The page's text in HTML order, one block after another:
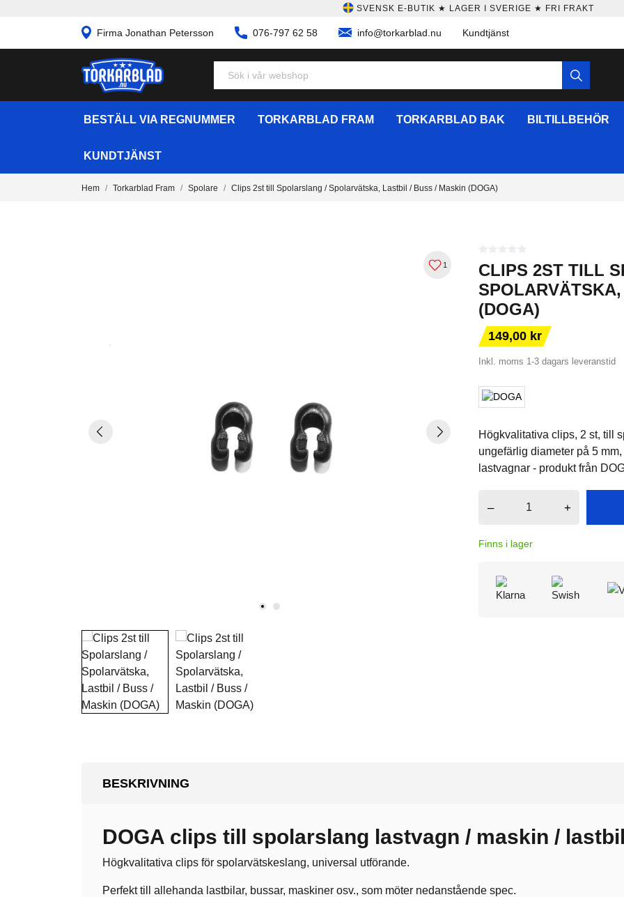
SVENSK E-BUTIK ★ LAGER I SVERIGE ★ FRI FRAKT
Firma Jonathan Petersson 076-797 62 58 info@torkarblad.nu Kundtjänst
BESTÄLL VIA REGNUMMER TORKARBLAD FRAM TORKARBLAD BAK BILTILLBEHÖR
KUNDTJÄNST
Hem Torkarblad Fram Spolare Clips 2st till Spolarslang / Spolarvätska, Lastbil / Buss / Maskin (DOGA)
1
CLIPS 2ST TILL
(DOGA)
149,00 kr
Inkl. moms 1-3 dagars leveranstid
Högkvalitativa clips, 2 st, till
ungefärlig diameter på 5
lastvagnar - produkt från
– +
Finns i lager
BESKRIVNING
DOGA clips till spolarslang lastvagn / maskin /
Högkvalitativa clips för spolarvätskeslang, universal utförande.
Perfekt till allehanda lastbilar, bussar, maskiner osv., som möter nedanstående spec.